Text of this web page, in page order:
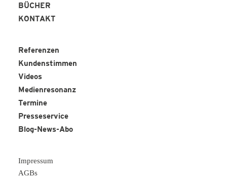
BÜCHER
KONTAKT
Referenzen
Kundenstimmen
Videos
Medienresonanz
Termine
Presseservice
Blog-News-Abo
Impressum
AGBs